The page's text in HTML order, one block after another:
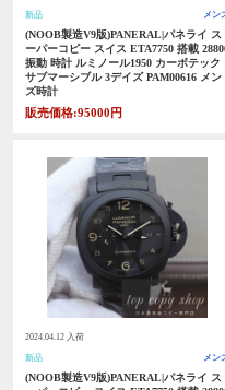
新品 メン
(NOOB製造V9版)PANERAL|パネライ ス
ーパーコピー スイス ETA7750 搭載
振動 時計 ルミノール1950 カーボテック
サブマーシブル 3デイズ PAM00616 メン
ズ時計
販売価格:95000円
2024.04.12 入荷
新品 メン
(NOOB製造V9版)PANERAL|パネライ ス